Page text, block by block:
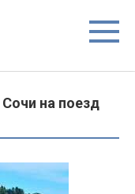
на поезд